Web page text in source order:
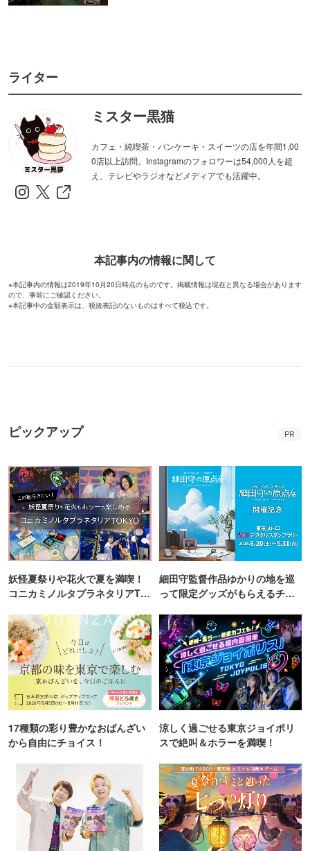
ライター
ミスター黒猫
カフェ・純喫茶・パンケーキ・スイーツの店を年間1,00
0店以上訪問。Instagramのフォロワーは54,000人を超
え、テレビやラジオなどメディアでも活躍中。
本記事内の情報に関して
※本記事内の情報は2019年10月20日時点のものです。掲載情報は現在と異なる場合があります
ので、事前にご確認ください。
※本記事中の金額表示は、税抜表記のないものはすべて税込です。
ピックアップ PR
妖怪夏祭りや花火で夏を満喫！
コニカミノルタプラネタリアTO
細田守監督作品ゆかりの地を巡
って限定グッズがもらえるチャ
17種類の彩り豊かなおばんざい
から自由にチョイス！
涼しく過ごせる東京ジョイポリ
スで絶叫＆ホラーを満喫！